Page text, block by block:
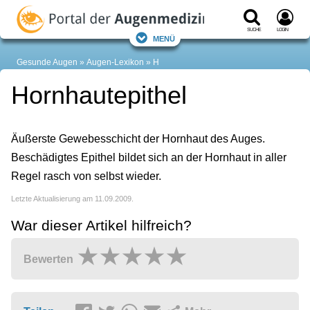
Suche Login
Menü
Gesunde Augen Augen-Lexikon H
Hornhautepithel
Äußerste Gewebesschicht der Hornhaut des Auges.
Beschädigtes Epithel bildet sich an der Hornhaut in aller
Regel rasch von selbst wieder.
Letzte Aktualisierung am 11.09.2009.
War dieser Artikel hilfreich?
Bewerten